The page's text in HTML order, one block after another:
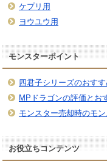
ケプリ用
ヨウユウ用
モンスターポイント
四君子シリーズのおすす
MPドラゴンの評価とお
モンスター売却時のモ
お役立ちコンテンツ